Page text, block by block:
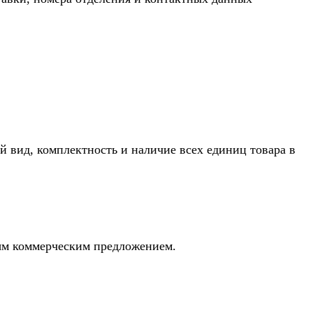
комплектность и наличие всех единиц товара в
коммерческим предложением.